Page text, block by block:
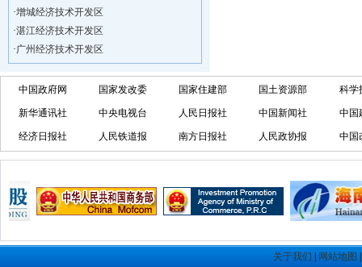
增城经济技术开发区
湛江经济技术开发区
广州经济技术开发区
·广州南沙经济技术开发区
洋浦不断延伸产业链，推进一批石化产业
海口今年将投入44.4亿元推进江东新
·新加坡海口国家高新区国际创新创业中心
·“四个瞄向”提高招商质量,3央企生产
·昆明经济技术开发区
·海南洋浦经济开发区
中国政府网 国家发改委 国家住建部 国土资源部 科学
新华通讯社 中央电视台 人民日报社 中国新闻社 中国
经济日报社 人民铁道报 南方日报社 人民政协报 中国
关于我们 | 网站地图